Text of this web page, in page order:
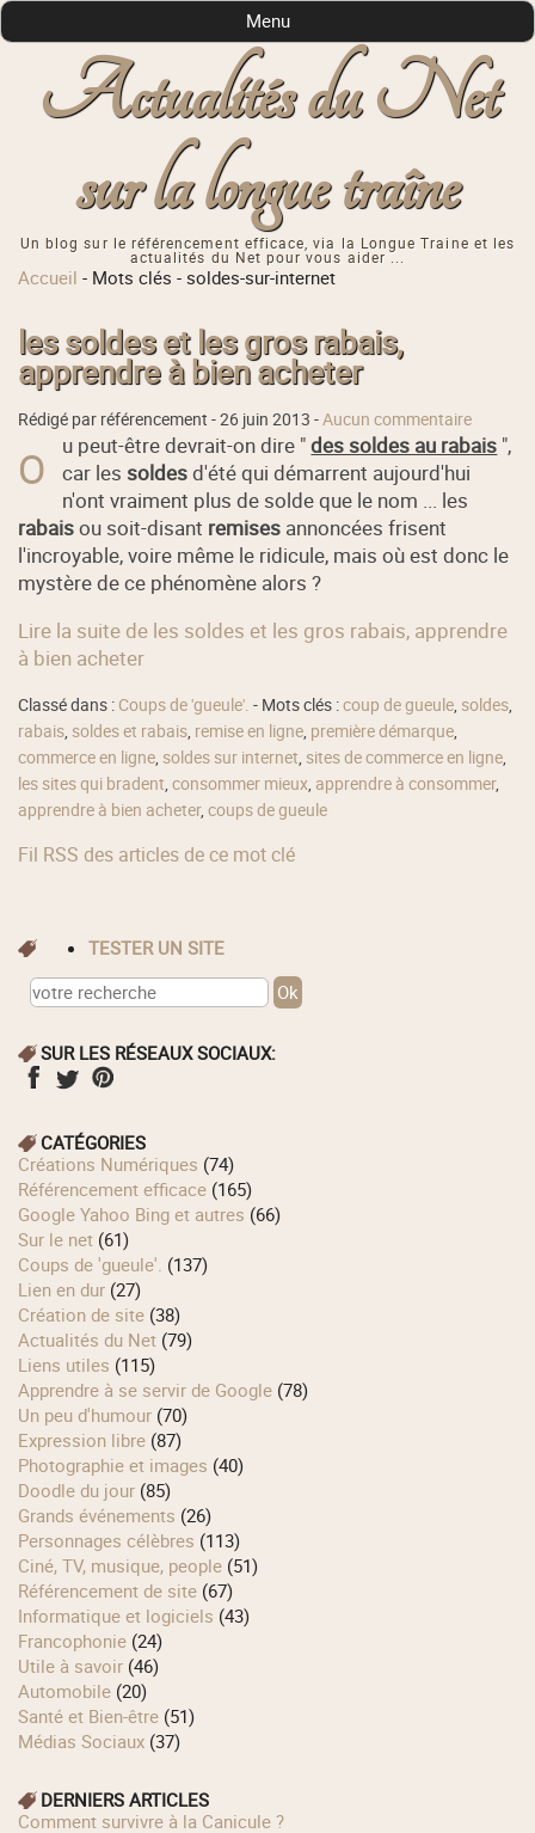
Actualités du Net
sur la longue traîne
Un blog sur le référencement efficace, via la Longue Traine et les
actualités du Net pour vous aider ...
Menu
Accueil - Mots clés -soldes-sur-internet
les soldes et les gros rabais,
apprendre à bien acheter
Rédigé par référencement -26 juin 2013 -Aucun commentaire
O u peut-être devrait-on dire "des soldes au rabais ",
car les soldesd'été qui démarrent aujourd'hui
n'ont vraiment plus de solde que le nom ... les
rabaisou soit-disant remises annoncées frisent
l'incroyable, voire même le ridicule, mais où est donc le
mystère de ce phénomène alors ?
Lire la suite de les soldes et les gros rabais, apprendre
à bien acheter
Classé dans : Coups de 'gueule'. - Mots clés :coup de gueule, soldes,
rabais, soldes et rabais, remise en ligne, première démarque,
commerce en ligne, soldes sur internet, sites de commerce en ligne,
les sites qui bradent,consommer mieux, apprendre à consommer,
apprendre à bien acheter,coups de gueule
Fil RSS des articles de ce mot clé
TESTER UN SITE
SUR LES RÉSEAUX SOCIAUX:
CATÉGORIES
Créations Numériques (74)
Référencement efficace (165)
Google Yahoo Bing et autres (66)
Sur le net (61)
Coups de 'gueule'. (137)
Lien en dur (27)
Création de site (38)
Actualités du Net (79)
Liens utiles (115)
Apprendre à se servir de Google (78)
Un peu d'humour (70)
Expression libre (87)
Photographie et images (40)
Doodle du jour (85)
Grands événements (26)
Personnages célèbres (113)
Ciné, TV, musique, people (51)
Référencement de site (67)
Informatique et logiciels (43)
Francophonie (24)
Utile à savoir (46)
Automobile (20)
Santé et Bien-être (51)
Médias Sociaux (37)
DERNIERS ARTICLES
Comment survivre à la Canicule ?